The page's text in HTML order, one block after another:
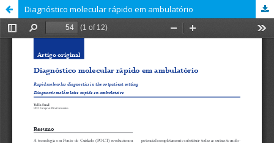
Diagnóstico molecular rápido em ambulatório